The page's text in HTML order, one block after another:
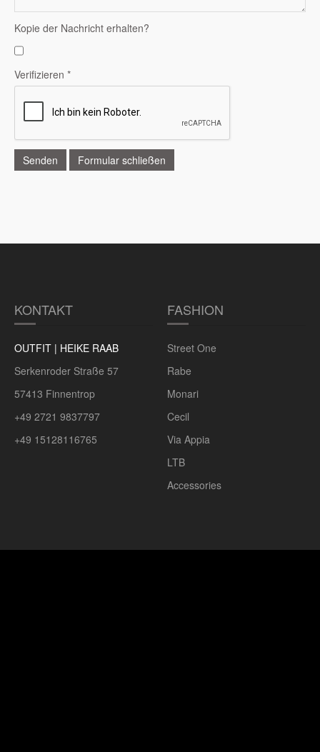
Kopie der Nachricht erhalten?
Verifizieren *
Senden Formular schließen
KONTAKT
OUTFIT | HEIKE RAAB
Serkenroder Straße 57
57413 Finnentrop
+49 2721 9837797
+49 15128116765
FASHION
Street One
Rabe
Monari
Cecil
Via Appia
LTB
Accessories